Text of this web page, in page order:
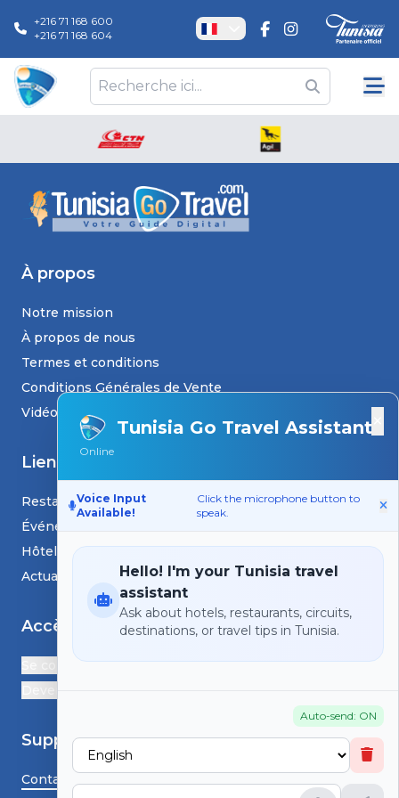
+216 71 168 600
+216 71 168 604
Tunisia Go Travel Assistant
Online
Voice Input
Available!
Click the microphone button to
speak.
Hello! I'm your Tunisia travel
assistant
Ask about hotels, restaurants, circuits,
destinations, or travel tips in Tunisia.
Auto-send: ON
À propos
Notre mission
À propos de nous
Termes et conditions
Conditions Générales de Vente
Vidéos
Liens
Restaurants
Événements
Hôtels
Actualités et blogs
Accès
Se connecter
Support
Contactez-nous